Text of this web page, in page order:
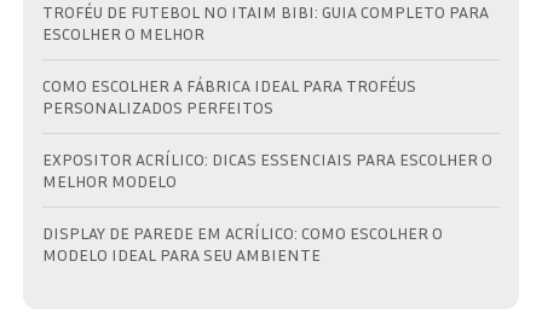
TROFÉU DE FUTEBOL NO ITAIM BIBI: GUIA COMPLETO PARA
ESCOLHER O MELHOR
COMO ESCOLHER A FÁBRICA IDEAL PARA TROFÉUS
PERSONALIZADOS PERFEITOS
EXPOSITOR ACRÍLICO: DICAS ESSENCIAIS PARA ESCOLHER O
MELHOR MODELO
DISPLAY DE PAREDE EM ACRÍLICO: COMO ESCOLHER O
MODELO IDEAL PARA SEU AMBIENTE